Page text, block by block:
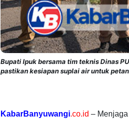
Bupati Ipuk bersama tim teknis Dinas
pastikan kesiapan suplai air untuk
KabarBanyuwangi.co.id –